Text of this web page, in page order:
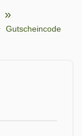
Gutscheincode